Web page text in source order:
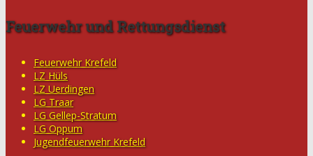
Feuerwehr und Rettungsdienst
Feuerwehr Krefeld
LZ Hüls
LZ Uerdingen
LG Traar
LG Gellep-Stratum
LG Oppum
Jugendfeuerwehr Krefeld